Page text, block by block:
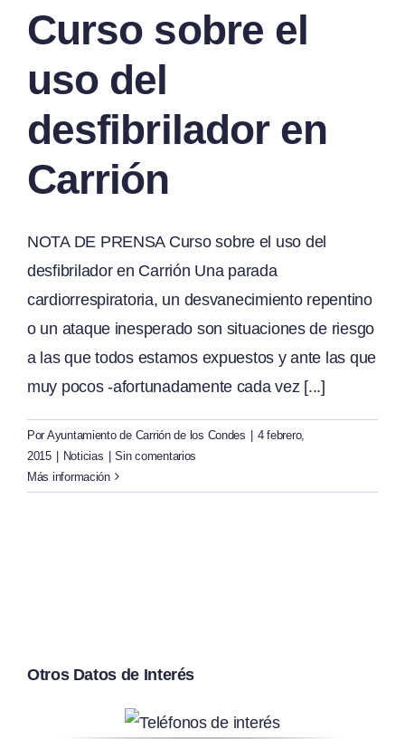
Curso sobre el
uso del
desfibrilador en
Carrión
NOTA DE PRENSA Curso sobre el uso del
desfibrilador en Carrión Una parada
cardiorrespiratoria, un desvanecimiento repentino
o un ataque inesperado son situaciones de riesgo
a las que todos estamos expuestos y ante las que
muy pocos -afortunadamente cada vez [...]
Por Ayuntamiento de Carrión de los Condes | 4 febrero,
2015 | Noticias | Sin comentarios
Más información
Otros Datos de Interés